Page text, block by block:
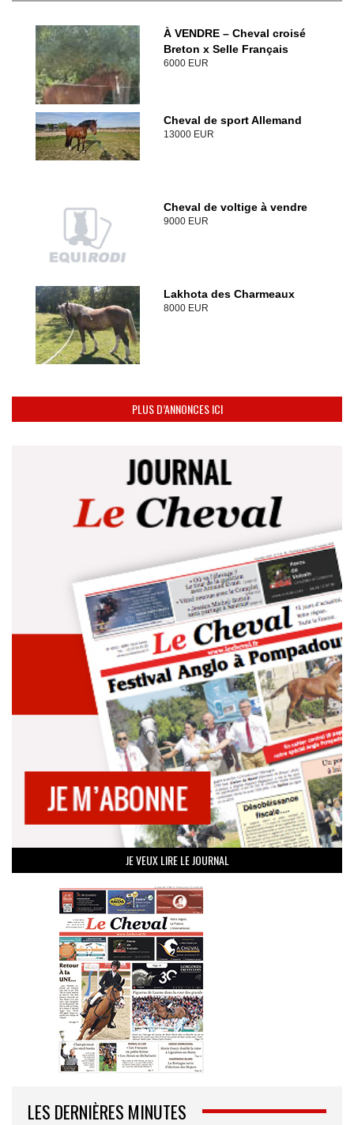
À VENDRE – Cheval croisé
Breton x Selle Français
6000 EUR
Cheval de sport Allemand
13000 EUR
Cheval de voltige à vendre
9000 EUR
Lakhota des Charmeaux
8000 EUR
PLUS D’ANNONCES ICI
JE VEUX LIRE LE JOURNAL
LES DERNIÈRES MINUTES